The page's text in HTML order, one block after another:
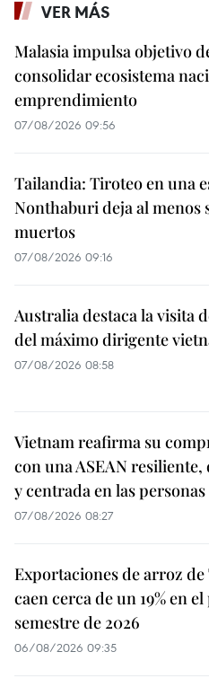
VER MÁS
Malasia impulsa objetivo
consolidar ecosistema
emprendimiento
07/08/2026 09:56
Tailandia: Tiroteo en una
Nonthaburi deja al menos
muertos
07/08/2026 09:16
Australia destaca la visita
del máximo dirigente
07/08/2026 08:58
Vietnam reafirma su
con una ASEAN
y centrada en las personas
07/08/2026 08:27
Exportaciones de arroz
caen cerca de un 19% en
semestre de 2026
06/08/2026 09:35